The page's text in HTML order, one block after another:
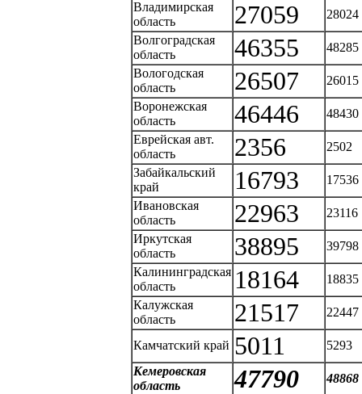
Владимирская
область
27059
28024
Волгоградская
область
46355
48285
Вологодская
область
26507
26015
Воронежская
область
46446
48430
Еврейская авт.
область
2356
2502
Забайкальский
край
16793
17536
Ивановская
область
22963
23116
Иркутская
область
38895
39798
Калининградская
область
18164
18835
Калужская
область
21517 22447
Камчатский край 5011
5293
Кемеровская
область
47790
48868